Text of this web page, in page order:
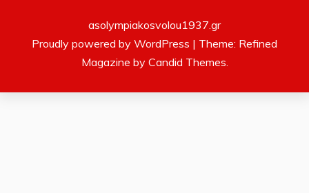
asolympiakosvolou1937.gr
Proudly powered by WordPress | Theme: Refined
Magazine by Candid Themes.